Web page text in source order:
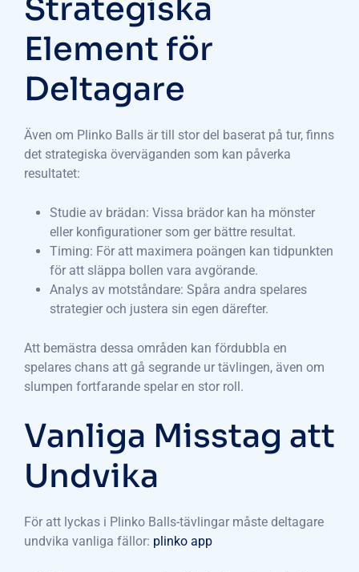
Strategiska
Element för
Deltagare
Även om Plinko Balls är till stor del baserat på tur, finns
det strategiska överväganden som kan påverka
resultatet:
Studie av brädan: Vissa brädor kan ha mönster
eller konfigurationer som ger bättre resultat.
Timing: För att maximera poängen kan tidpunkten
för att släppa bollen vara avgörande.
Analys av motståndare: Spåra andra spelares
strategier och justera sin egen därefter.
Att bemästra dessa områden kan fördubbla en
spelares chans att gå segrande ur tävlingen, även om
slumpen fortfarande spelar en stor roll.
Vanliga Misstag att
Undvika
För att lyckas i Plinko Balls-tävlingar måste deltagare
undvika vanliga fällor: plinko app